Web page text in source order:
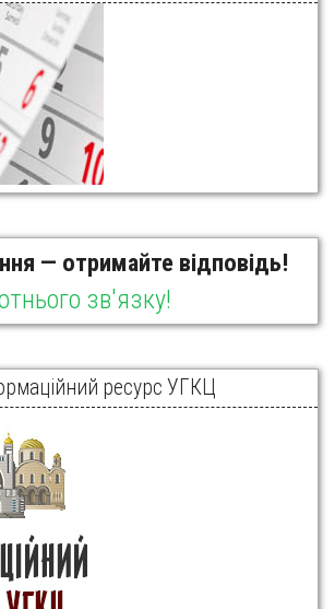
— отримайте відповідь!
зв'язку!
ресурс УГКЦ